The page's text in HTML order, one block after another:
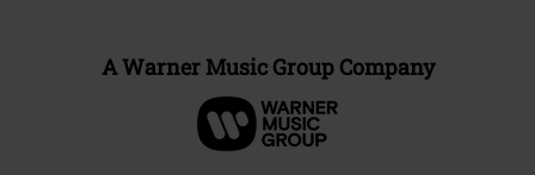
A Warner Music Group Company